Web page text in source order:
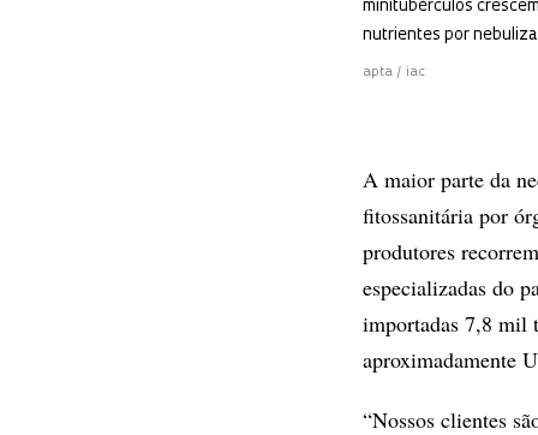
minitubérculos
nutrientes por
apta / iac
A maior parte da
fitossanitária por
produtores
especializadas do
importadas 7,8 mil
aproximadamente
“Nossos clientes